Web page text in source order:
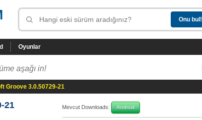
Oyunlar
aşağı in!
Groove 3.0.50729-21
21 Mevcut Downloads: Android